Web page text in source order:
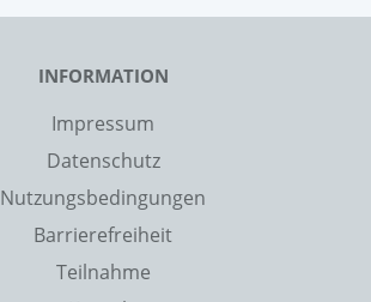
INFORMATION
Impressum
Datenschutz
Nutzungsbedingungen
Barrierefreiheit
Teilnahme